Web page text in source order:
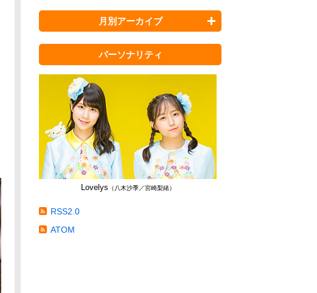
月別アーカイブ
パーソナリティ
Lovelys （八木沙季／宮崎梨緒）
RSS2.0
ATOM